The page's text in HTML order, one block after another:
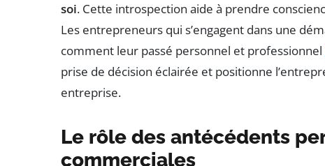
soi. Cette introspection aide à prendre
Les entrepreneurs qui s’engagent dans une
comment leur passé personnel et professionnel
prise de décision éclairée et positionne
entreprise.
Le rôle des antécédents
commerciales